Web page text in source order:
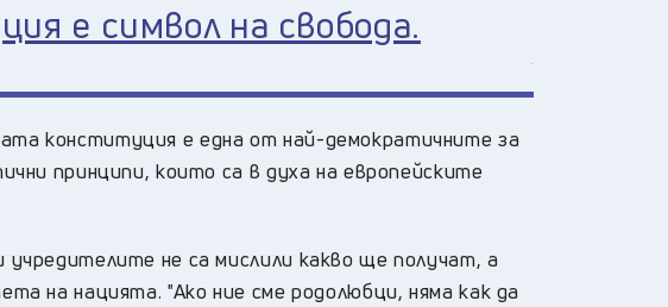
е символ на свобода.
конституция е една от най-демократичните за
принципи, които са в духа на европейските
не са мислили какво ще получат, а
на нацията. "Ако ние сме родолюбци, няма как да